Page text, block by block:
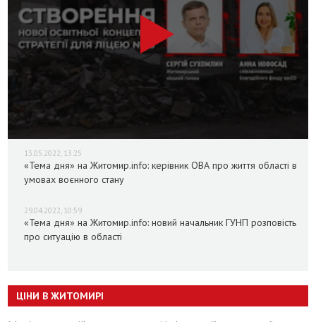
13.05.2022, 13:25
«Тема дня» на Житомир.info: керівник ОВА про життя області в
умовах воєнного стану
29.04.2022, 10:59
«Тема дня» на Житомир.info: новий начальник ГУНП розповість
про ситуацію в області
ЦІНИ В ЖИТОМИРІ